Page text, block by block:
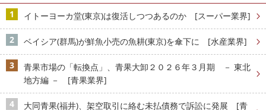
イトーヨーカ堂(東京)は復活しつつあるのか [スーパー業界]
ベイシア(群馬)が鮮魚小売の魚耕(東京)を傘下に [水産業界]
青果市場の「転換点」、青果大卸２０２６年３月期 － 東北
地方編 － [青果業界]
大同青果(福井)、架空取引に絡む未払債務で訴訟に発展 [青